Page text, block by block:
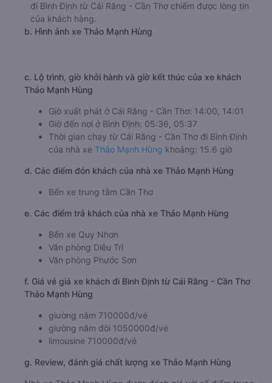
đi Bình Định từ Cái Răng - Cần Thơ chiếm được lòng tin
của khách hàng.
b. Hình ảnh xe Thảo Mạnh Hùng
c. Lộ trình, giờ khởi hành và giờ kết thúc của xe khách
Thảo Mạnh Hùng
Giờ xuất phát ở Cái Răng - Cần Thơ: 14:00, 14:01
Giờ đến nơi ở Bình Định: 05:36, 05:37
Thời gian chạy từ Cái Răng - Cần Thơ đi Bình Định
của nhà xe Thảo Mạnh Hùng khoảng: 15.6 giờ
d. Các điểm đón khách của nhà xe Thảo Mạnh Hùng
Bến xe trung tâm Cần Thơ
e. Các điểm trả khách của nhà xe Thảo Mạnh Hùng
Bến xe Quy Nhơn
Văn phòng Diêu Trì
Văn phòng Phước Sơn
f. Giá vé giá xe khách đi Bình Định từ Cái Răng - Cần Thơ
Thảo Mạnh Hùng
giường nằm 710000đ/vé
giường nằm đôi 1050000đ/vé
limousine 710000đ/vé
g. Review, đánh giá chất lượng xe Thảo Mạnh Hùng